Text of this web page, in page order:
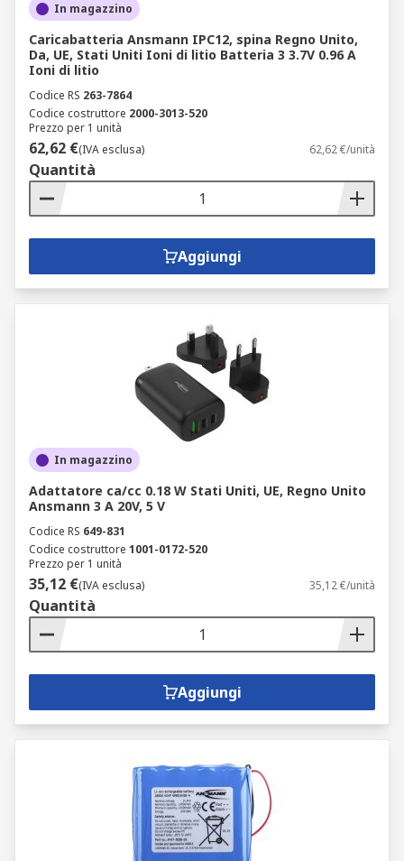
In magazzino
Caricabatteria Ansmann IPC12, spina Regno Unito,
Da, UE, Stati Uniti Ioni di litio Batteria 3 3.7V 0.96 A
Ioni di litio
Codice RS 263-7864
Codice costruttore 2000-3013-520
Prezzo per 1 unità
62,62 €(IVA esclusa) 62,62 €/unità
Quantità
Aggiungi
In magazzino
Adattatore ca/cc 0.18 W Stati Uniti, UE, Regno Unito
Ansmann 3 A 20V, 5 V
Codice RS 649-831
Codice costruttore 1001-0172-520
Prezzo per 1 unità
35,12 €(IVA esclusa) 35,12 €/unità
Quantità
Aggiungi